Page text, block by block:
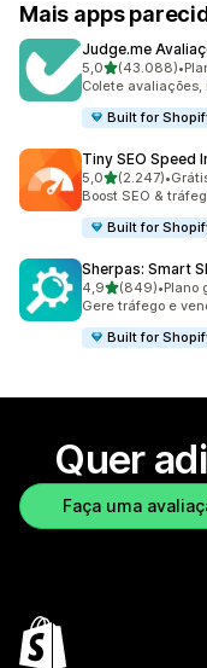
Mais apps
Judge.me
5,0de 5 estrelas
(43.088)
43088 avaliações
•
Colete avaliações,
Built for
Tiny SEO Speed
5,0de 5 estrelas
(2.247)
2247 avaliações
•
Boost SEO &
Built for
Sherpas: Smart
4,9de 5 estrelas
(849)
849 avaliações ao
•Plano
Gere tráfego e
Built for
Quer
Faça uma